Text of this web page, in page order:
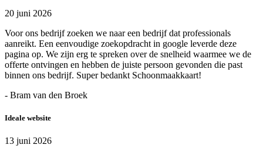
20 juni 2026
Voor ons bedrijf zoeken we naar een bedrijf dat professionals
aanreikt. Een eenvoudige zoekopdracht in google leverde deze
pagina op. We zijn erg te spreken over de snelheid waarmee we de
offerte ontvingen en hebben de juiste persoon gevonden die past
binnen ons bedrijf. Super bedankt Schoonmaakkaart!
- Bram van den Broek
Ideale website
13 juni 2026